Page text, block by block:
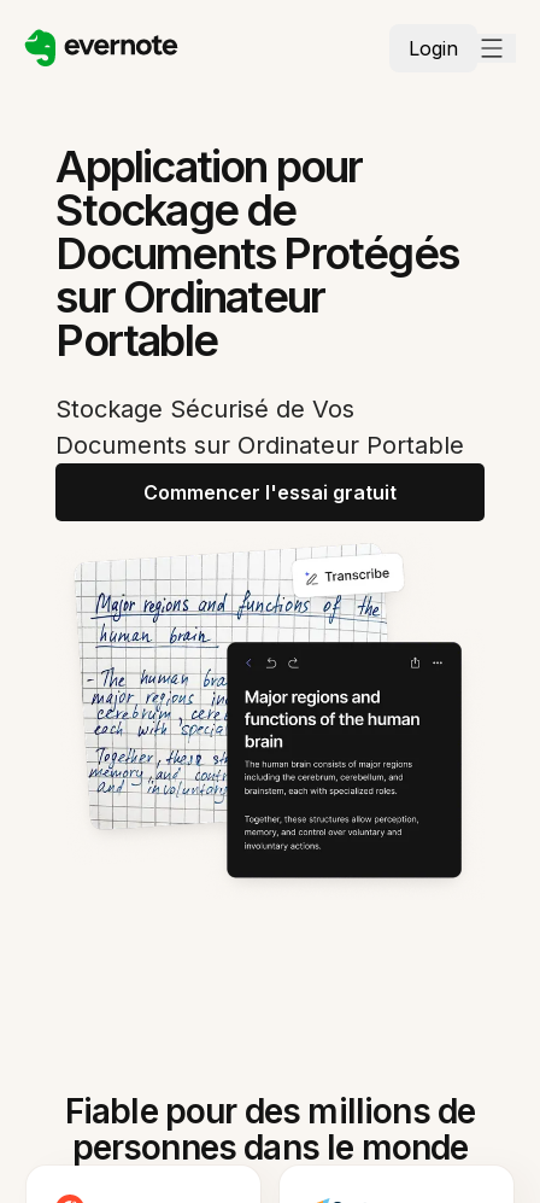
Login
Application pour
Stockage de
Documents Protégés
sur Ordinateur
Portable
Stockage Sécurisé de Vos
Documents sur Ordinateur Portable
Commencer l'essai gratuit
Fiable pour des millions de
personnes dans le monde